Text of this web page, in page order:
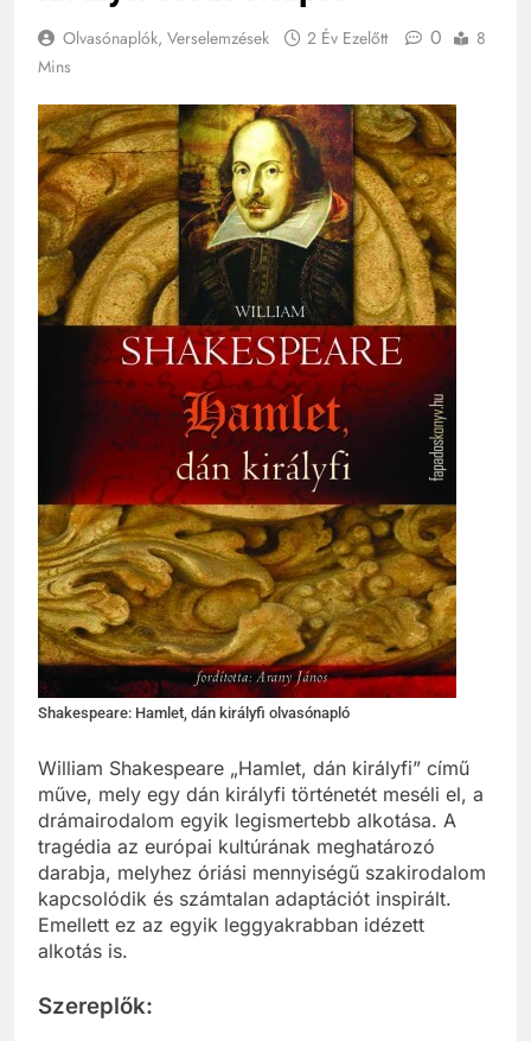
Olvasónaplók, Verselemzések 2 Év Ezelőtt 0
8
Mins
Shakespeare: Hamlet, dán királyfi olvasónapló
William Shakespeare „Hamlet, dán királyfi” című
műve, mely egy dán királyfi történetét meséli el, a
drámairodalom egyik legismertebb alkotása. A
tragédia az európai kultúrának meghatározó
darabja, melyhez óriási mennyiségű szakirodalom
kapcsolódik és számtalan adaptációt inspirált.
Emellett ez az egyik leggyakrabban idézett
alkotás is.
Szereplők: